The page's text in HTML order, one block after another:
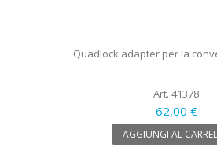
Quadlock adapter per la
Art. 41378
62,00 €
AGGIUNGI AL